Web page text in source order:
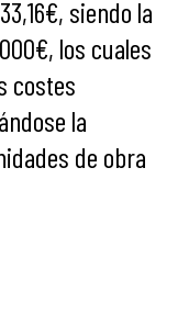
siendo la
los cuales
costes
la
de obra